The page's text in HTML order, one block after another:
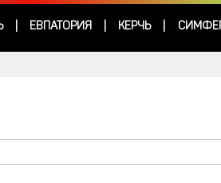
ЕВПАТОРИЯ КЕРЧЬ